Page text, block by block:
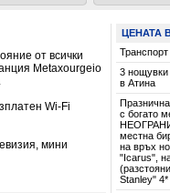
от всички
Metaxourgeio
Wi-Fi
мини
ЦЕНАТА
Транспорт
3 нощувки
в Атина
с богато
местна
на връх
"Icarus",
Stanley"